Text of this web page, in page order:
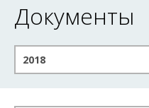
Документы
2018